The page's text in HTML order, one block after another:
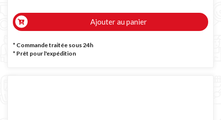
Ajouter au panier
* Commande traitée sous 24h
* Prêt pour l'expédition